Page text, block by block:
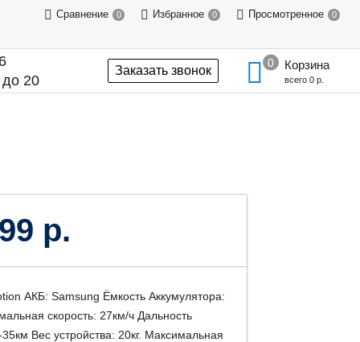
Сравнение 0 Избранное 0 Просмотренное 0
20
Заказать звонок Корзина
всего 0 р.
р.
АКБ: Samsung Ёмкость Аккумулятора:
скорость: 27км/ч Дальность
Вес устройства: 20кг. Максимальная